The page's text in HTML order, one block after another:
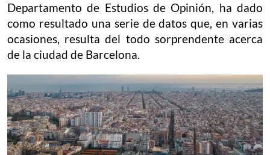
Departamento de Estudios de Opinión, ha dado
como resultado una serie de datos que, en varias
ocasiones, resulta del todo sorprendente acerca
de la ciudad de Barcelona.